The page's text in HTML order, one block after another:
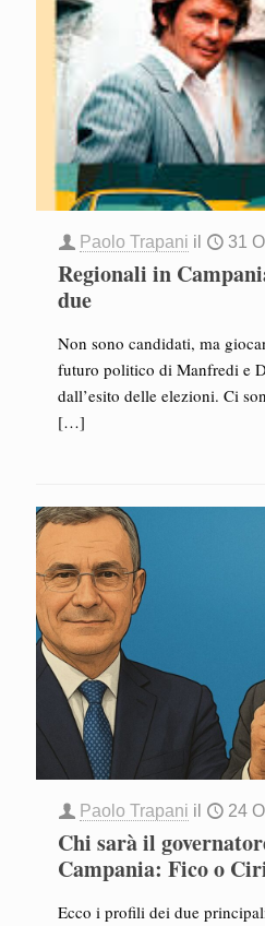
Paolo Trapani il 31
Regionali in
due
Non sono candidati, ma
futuro politico di Manfredi e
dall’esito delle elezioni. Ci
[…]
Paolo Trapani il 24
Chi sarà il
Campania: Fico o
Ecco i profili dei due